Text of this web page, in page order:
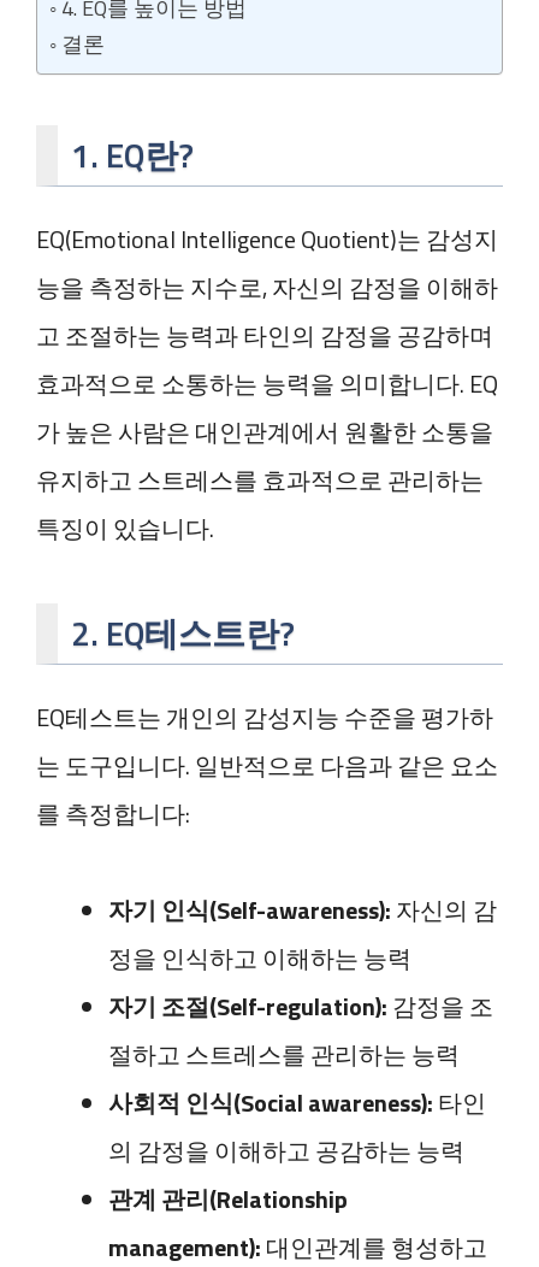
4. EQ를 높이는 방법
결론
1. EQ란?
EQ(Emotional Intelligence Quotient)는 감성지
능을 측정하는 지수로, 자신의 감정을 이해하
고 조절하는 능력과 타인의 감정을 공감하며
효과적으로 소통하는 능력을 의미합니다. EQ
가 높은 사람은 대인관계에서 원활한 소통을
유지하고 스트레스를 효과적으로 관리하는
특징이 있습니다.
2. EQ테스트란?
EQ테스트는 개인의 감성지능 수준을 평가하
는 도구입니다. 일반적으로 다음과 같은 요소
를 측정합니다:
자기 인식(Self-awareness):자신의 감
정을 인식하고 이해하는 능력
자기 조절(Self-regulation):감정을 조
절하고 스트레스를 관리하는 능력
사회적 인식(Social awareness):타인
의 감정을 이해하고 공감하는 능력
관계 관리(Relationship
management):대인관계를 형성하고